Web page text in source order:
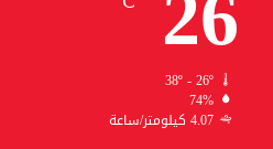
38º - 26º
74%
4.07 كيلومتر/ساعة